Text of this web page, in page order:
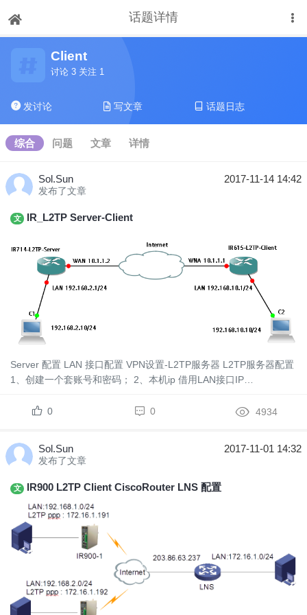
话题详情
下拉刷新
Client
讨论 3 关注 1
发讨论 写文章 话题日志
综合 问题 文章 详情
Sol.Sun
发布了文章
2017-11-14 14:42
文 IR_L2TP Server-Client
Server 配置 LAN 接口配置 VPN设置-L2TP服务器 L2TP服务器配置
1、创建一个套账号和密码； 2、本机ip 借用LAN接口IP
0
0 4934
Sol.Sun
发布了文章
2017-11-01 14:32
文 IR900 L2TP Client CiscoRouter LNS 配置